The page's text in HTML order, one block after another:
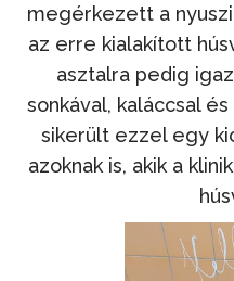
megérkezett a
az erre kialakított
asztalra pedig
sonkával, kaláccsal
sikerült ezzel egy
azoknak is, akik a